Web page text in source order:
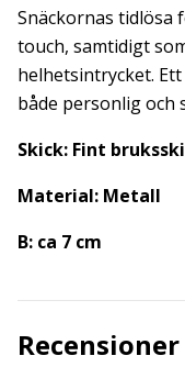
Snäckornas tidlösa
touch, samtidigt
helhetsintrycket.
både personlig och
Skick: Fint
Material: Metall
B: ca 7 cm
Recensioner